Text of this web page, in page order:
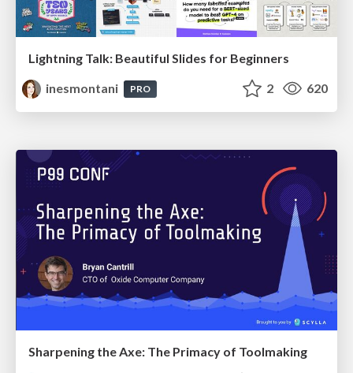
Lightning Talk: Beautiful Slides for Beginners
inesmontani
PRO 2 620
Sharpening the Axe: The Primacy of Toolmaking